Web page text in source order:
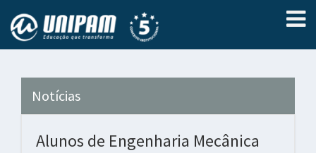
Notícias
Alunos de Engenharia Mecânica